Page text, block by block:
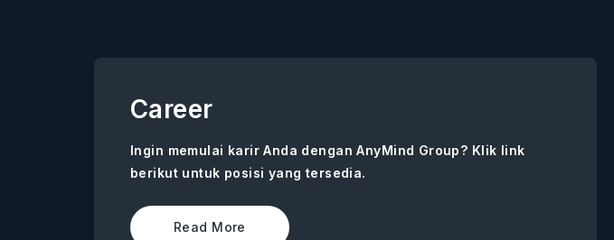
Career
Ingin memulai karir Anda dengan AnyMind Group? Klik link
berikut untuk posisi yang tersedia.
Read More